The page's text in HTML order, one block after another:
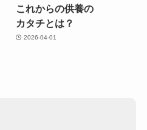
これからの​供養の​
カタチとは？
2026-04-01